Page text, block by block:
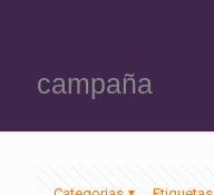
campaña